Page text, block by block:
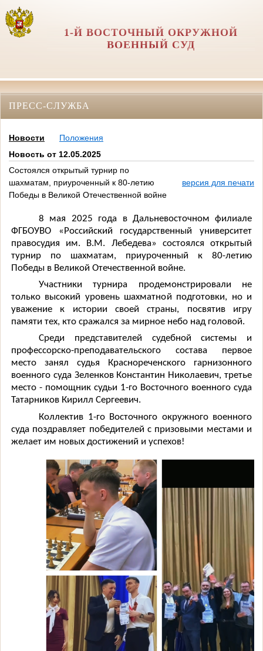
1-Й ВОСТОЧНЫЙ ОКРУЖНОЙ
ВОЕННЫЙ СУД
ПРЕСС-СЛУЖБА
Новости
Положения
Новость от 12.05.2025
Состоялся открытый турнир по
шахматам, приуроченный к 80-летию
Победы в Великой Отечественной войне
версия для печати
8 мая 2025 года в Дальневосточном филиале
ФГБОУВО «Российский государственный университет
правосудия им. В.М. Лебедева» состоялся открытый
турнир по шахматам, приуроченный к 80-летию
Победы в Великой Отечественной войне.
Участники турнира продемонстрировали не
только высокий уровень шахматной подготовки, но и
уважение к истории своей страны, посвятив игру
памяти тех, кто сражался за мирное небо над головой.
Среди представителей судебной системы и
профессорско-преподавательского состава первое
место занял судья Краснореченского гарнизонного
военного суда Зеленков Константин Николаевич, третье
место - помощник судьи 1-го Восточного военного суда
Татарников Кирилл Сергеевич.
Коллектив 1-го Восточного окружного военного
суда поздравляет победителей с призовыми местами и
желает им новых достижений и успехов!